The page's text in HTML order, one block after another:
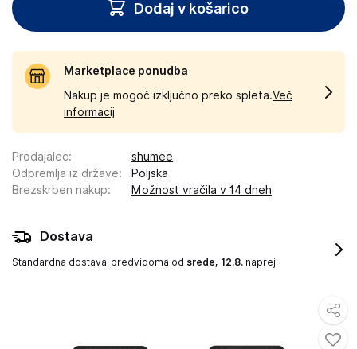
Dodaj v košarico
Marketplace ponudba
Nakup je mogoč izključno preko spleta.Več
informacij
Prodajalec:
shumee
Odpremlja iz države:
Poljska
Brezskrben nakup: Možnost vračila v 14 dneh
Dostava
Standardna dostava predvidoma od srede, 12.8. naprej